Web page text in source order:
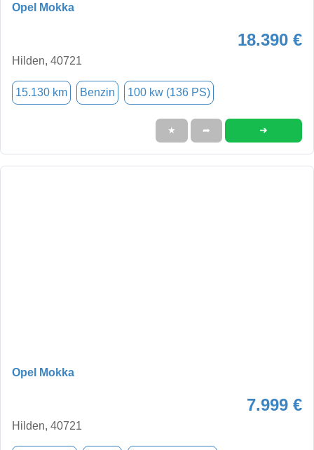
Opel Mokka
18.390 €
Hilden, 40721
15.130 km Benzin 100 kw (136 PS)
★ ➦ ➜
Opel Mokka
7.999 €
Hilden, 40721